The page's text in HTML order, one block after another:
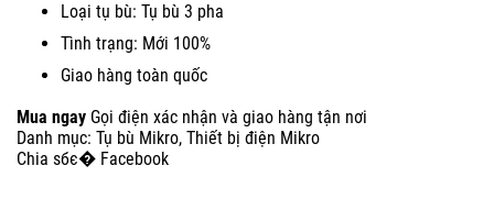
Loại tụ bù: Tụ bù 3 pha
Tình trạng: Mới 100%
Giao hàng toàn quốc
Mua ngay Gọi điện xác nhận và giao hàng tận nơi
Danh mục: Tụ bù Mikro, Thiết bị điện Mikro
Chia sбє� Facebook